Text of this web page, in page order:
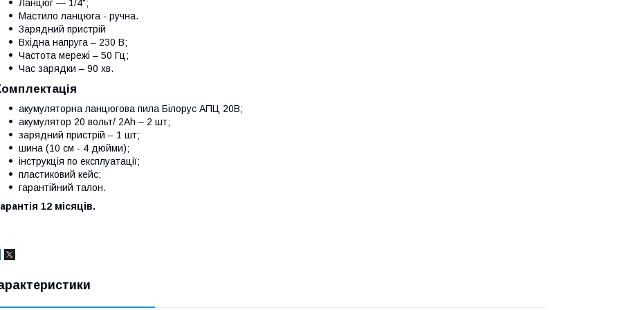
Ланцюг — 1/4";
Мастило ланцюга - ручна.
Зарядний пристрій
Вхідна напруга – 230 В;
Частота мережі – 50 Гц;
Час зарядки – 90 хв.
акумуляторна ланцюгова пила Білорус АПЦ 20В;
акумулятор 20 вольт/ 2Ah – 2 шт;
зарядний пристрій – 1 шт;
шина (10 см - 4 дюйми);
інструкція по експлуатації;
пластиковий кейс;
гарантійний талон.
12 місяців.